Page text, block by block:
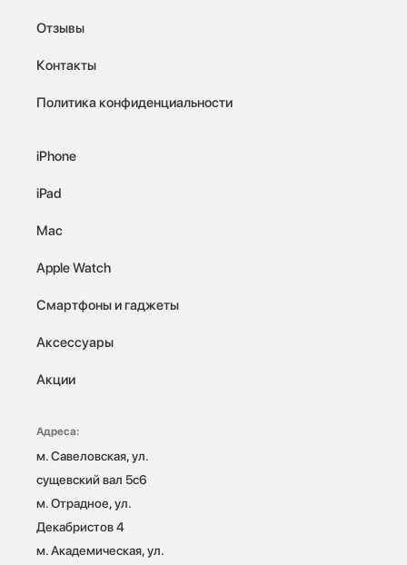
Отзывы
Контакты
Политика конфиденциальности
iPhone
iPad
Mac
Apple Watch
Смартфоны и гаджеты
Аксессуары
Акции
Адреса:
м. Савеловская, ул.
сущевский вал 5с6
м. Отрадное, ул.
Декабристов 4
м. Академическая, ул.